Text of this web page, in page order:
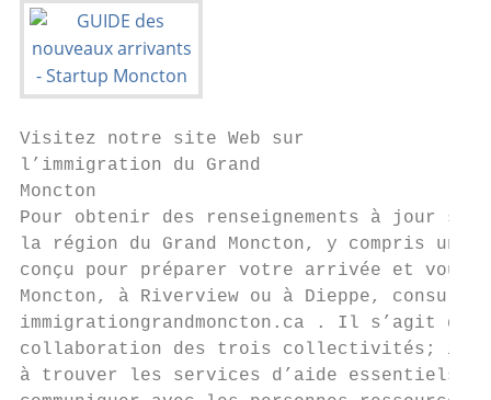
Visitez notre site Web sur
l’immigration du Grand
Moncton
Pour obtenir des renseignements à jour sur
la région du Grand Moncton, y compris un
conçu pour préparer votre arrivée et vous
Moncton, à Riverview ou à Dieppe,
immigrationgrandmoncton.ca . Il s’agit
collaboration des trois collectivités; il a
à trouver les services d’aide essentiels